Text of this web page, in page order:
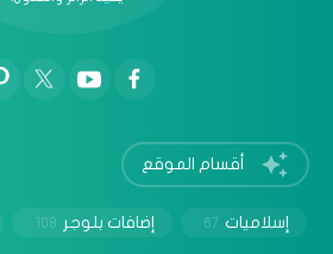
أقسام الموقع
إسلاميات 67 إضافات بلوجر 108